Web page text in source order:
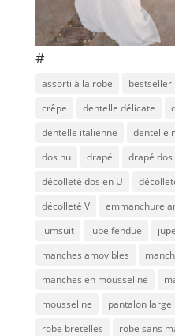
#
assorti à la robe bestseller
crêpe
dentelle délicate
dentelle italienne
dentelle
dos nu
drapé drapé dos
décolleté dos en U
décolleté V
emmanchure
jumsuit
jupe fendue
manches amovibles
manches en mousseline
mousseline
pantalon large
robe bretelles
robe sans